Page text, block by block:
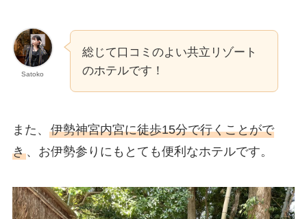
Satoko
総じて口コミのよい共立リゾート
のホテルです！
また、 伊勢神宮内宮に徒歩15分で行くことがで
き、お伊勢参りにもとても便利なホテルです。